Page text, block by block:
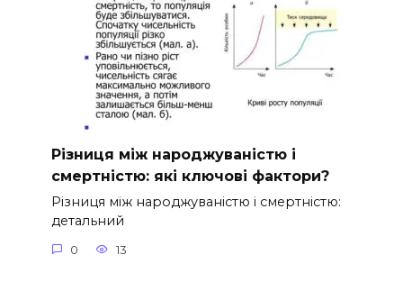
Різниця між народжуваністю і
смертністю: які ключові фактори?
Різниця між народжуваністю і смертністю:
детальний
0 13